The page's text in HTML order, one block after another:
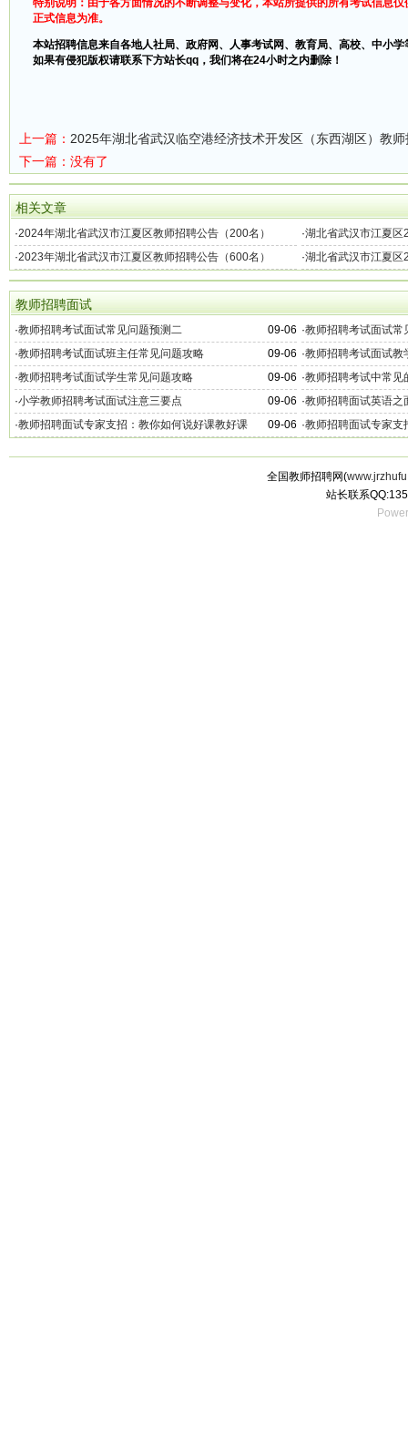
特别说明：由于各方面情况的不断调整与变化，本站所提供的所有考试信息
正式信息为准。
本站招聘信息来自各地人社局、政府网、人事考试网、教育局、高校、中小
如果有侵犯版权请联系下方站长qq，我们将在24小时之内删除！
上一篇： 2025年湖北省武汉临空港经济技术开发区（东西湖区）教
下一篇：没有了
相关文章
·2024年湖北省武汉市江夏区教师招聘公告（200名） ·湖北省武汉市江夏区
及资格复审公告
·2023年湖北省武汉市江夏区教师招聘公告（600名） ·湖北省武汉市江夏
教师招聘面试
09-06
·教师招聘考试面试常见问题预测二 ·教师招聘考试面试常
09-06
·教师招聘考试面试班主任常见问题攻略 ·教师招聘考试面试教
09-06
·教师招聘考试面试学生常见问题攻略 ·教师招聘考试中常见
09-06
·小学教师招聘考试面试注意三要点 ·教师招聘面试英语之
09-06
·教师招聘面试专家支招：教你如何说好课教好课 ·教师招聘面试专家支
全国教师招聘网(
站长联系